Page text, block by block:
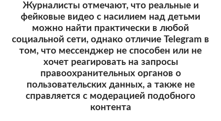
Журналисты отмечают, что реальные и
фейковые видео с насилием над детьми
можно найти практически в любой
социальной сети, однако отличие Telegram в
том, что мессенджер не способен или не
хочет реагировать на запросы
правоохранительных органов о
пользовательских данных, а также не
справляется с модерацией подобного
контента